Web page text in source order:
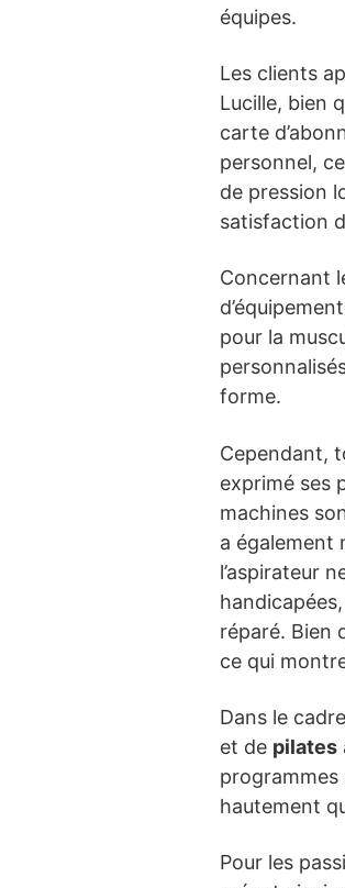
équipes.
Les clients
Lucille, bien
carte
personnel,
de pression
satisfaction
Concernant
pour la
forme.
Cependant,
exprimé ses
machines
a également
l’aspirateur
réparé. Bien
ce qui
Dans le
et de pilates
programmes
hautement
Pour les